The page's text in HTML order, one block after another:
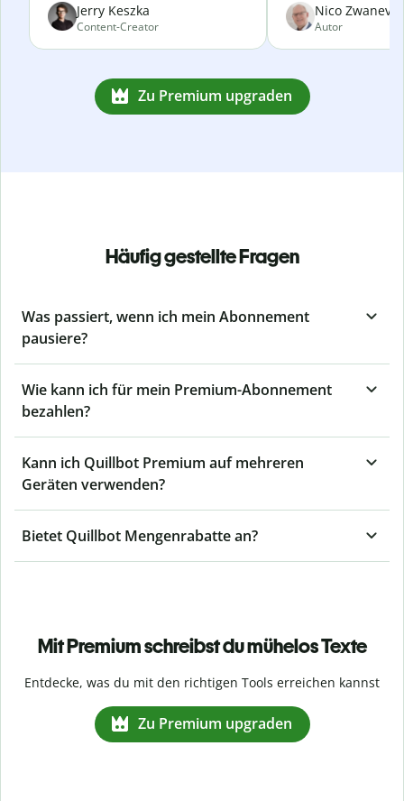
Jerry Keszka
Content-Creator
Nico
Autor
Zu Premium upgraden
Häufig gestellte Fragen
Was passiert, wenn ich mein Abonnement
pausiere?
Wie kann ich für mein Premium-Abonnement
bezahlen?
Kann ich Quillbot Premium auf mehreren
Geräten verwenden?
Bietet Quillbot Mengenrabatte an?
Mit Premium schreibst du mühelos Texte
Entdecke, was du mit den richtigen Tools erreichen kannst
Zu Premium upgraden